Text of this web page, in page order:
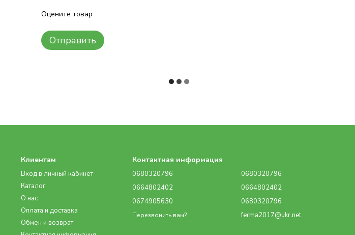
Оцените товар
Отправить
Клиентам
Вход в личный кабинет
Каталог
О нас
Оплата и доставка
Обмен и возврат
Контактная информация
0680320796
0664802402
0674905630
Перезвонить вам?
0680320796
0664802402
0680320796
ferma2017@ukr.net